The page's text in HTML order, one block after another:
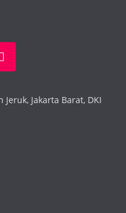
Jeruk, Jakarta Barat, DKI